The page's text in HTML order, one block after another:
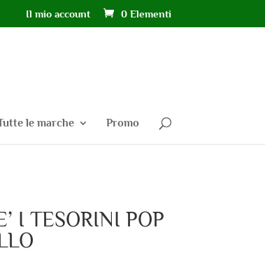
Il mio account 0 Elementi
le marche Promo
I TESORINI POP